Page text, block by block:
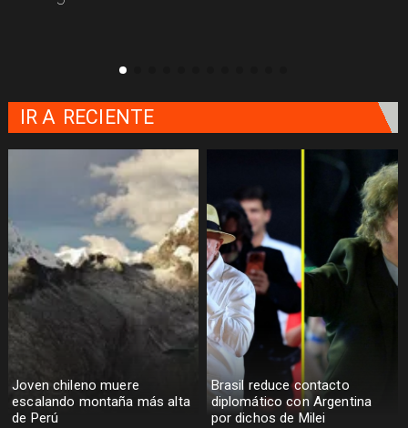
Joven chileno muere
escalando montaña más alta
de Perú
Brasil reduce contacto
diplomático con Argentina
por dichos de Milei
IR A RECIENTE